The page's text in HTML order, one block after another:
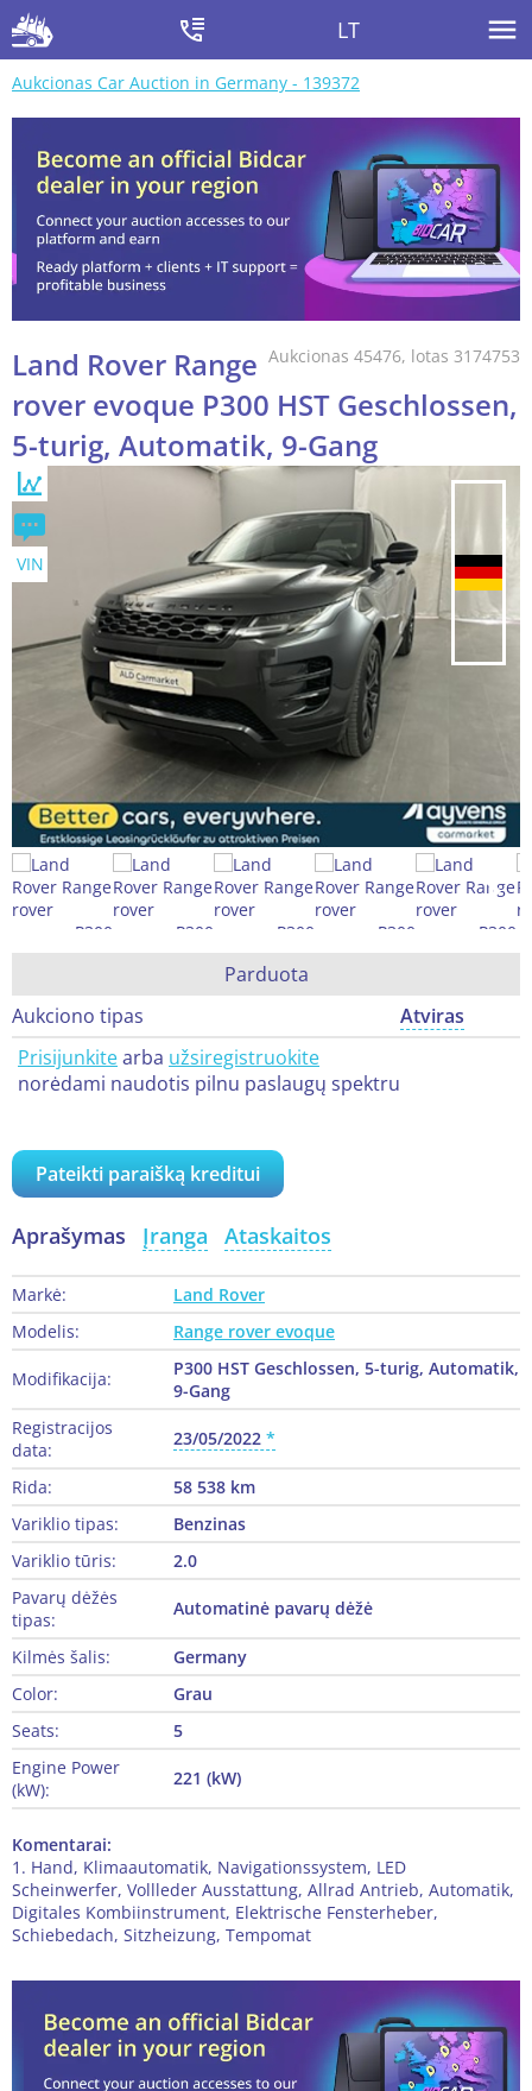
LT
Aukcionas Car Auction in Germany - 139372
Aukcionas 45476, lotas 3174753
Land Rover Range
rover evoque P300 HST Geschlossen,
5-turig, Automatik, 9-Gang
VIN
Parduota
Aukciono tipas
Atviras
Prisijunkitearba užsiregistruokite
norėdami naudotis pilnu paslaugų spektru
Pateikti paraišką kreditui
Aprašymas Įranga Ataskaitos
Markė:
Land Rover
Modelis:
Range rover evoque
Modifikacija:
P300 HST Geschlossen, 5-turig, Automatik,
9-Gang
Registracijos
data:
23/05/2022
Rida:
58 538 km
Variklio tipas:
Benzinas
Variklio tūris:
2.0
Pavarų dėžės
tipas:
Automatinė pavarų dėžė
Kilmės šalis:
Germany
Color:
Grau
Seats:
5
Engine Power
(kW):
221 (kW)
Komentarai:
1. Hand, Klimaautomatik, Navigationssystem, LED
Scheinwerfer, Vollleder Ausstattung, Allrad Antrieb, Automatik,
Digitales Kombiinstrument, Elektrische Fensterheber,
Schiebedach, Sitzheizung, Tempomat